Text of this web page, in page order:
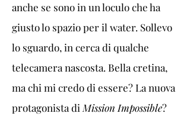
anche se sono in un loculo che ha
giusto lo spazio per il water. Sollevo
lo sguardo, in cerca di qualche
telecamera nascosta. Bella cretina,
ma chi mi credo di essere? La nuova
protagonista di Mission Impossible?